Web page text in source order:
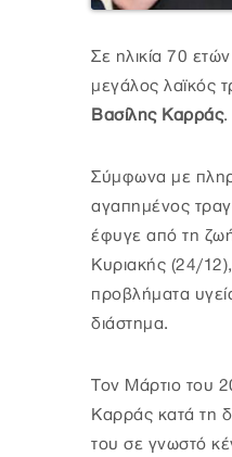
Σε ηλικία 70
μεγάλος λαϊκός
Βασίλης Καρράς.
Σύμφωνα με
αγαπημένος
έφυγε από τη
Κυριακής (24/12),
προβλήματα
διάστημα.
Τον Μάρτιο του
Καρράς κατά τη
του σε γνωστό